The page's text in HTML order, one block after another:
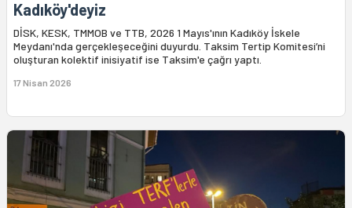
Kadıköy'deyiz
DİSK, KESK, TMMOB ve TTB, 2026 1 Mayıs'ının Kadıköy İskele
Meydanı'nda gerçekleşeceğini duyurdu. Taksim Tertip Komitesi’ni
oluşturan kolektif inisiyatif ise Taksim'e çağrı yaptı.
17 Nisan 2026